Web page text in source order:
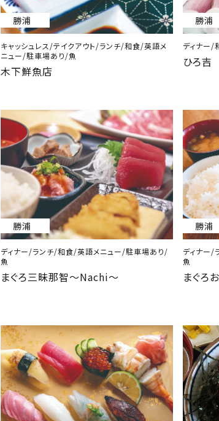
勝浦
キャッシュレス/テイクアウト/ランチ/和食/英語メ
ニュー/駐車場あり/魚
木下鮮魚店
勝浦
ディナー/
ひろ吉
勝浦
ディナー/ランチ/和食/英語メニュー/駐車場あり/
魚
まぐろ三昧那智～Nachi～
勝浦
ディナー/
魚
まぐ